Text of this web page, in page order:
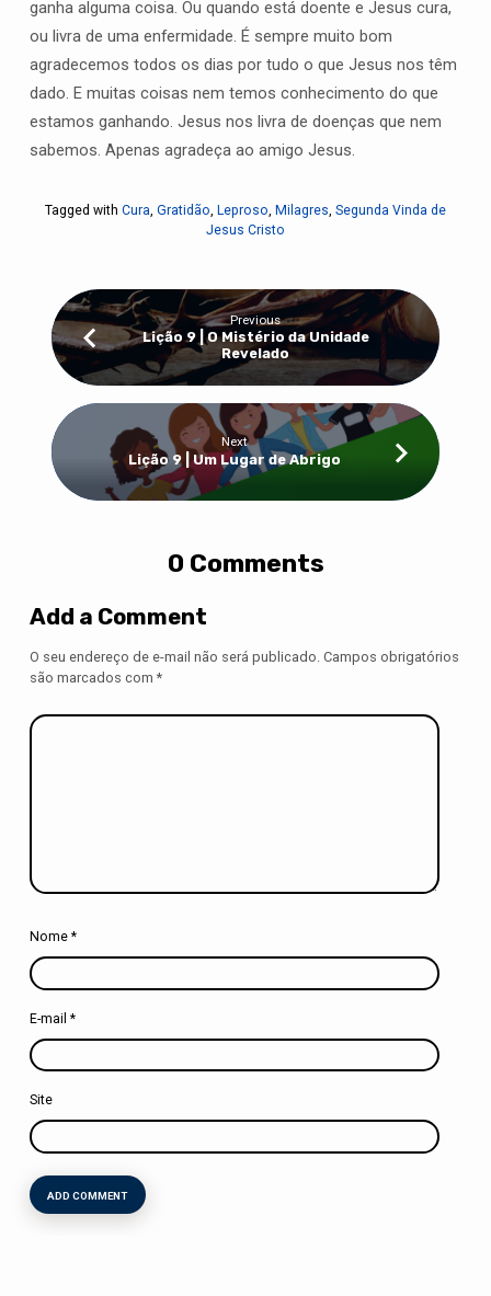
ganha alguma coisa. Ou quando está doente e Jesus cura,
ou livra de uma enfermidade. É sempre muito bom
agradecemos todos os dias por tudo o que Jesus nos têm
dado. E muitas coisas nem temos conhecimento do que
estamos ganhando. Jesus nos livra de doenças que nem
sabemos. Apenas agradeça ao amigo Jesus.
Tagged with Cura Gratidão Leproso Milagres Segunda Vinda de
Jesus Cristo
Previous
Lição 9 | O Mistério da Unidade
Revelado
Next
Lição 9 | Um Lugar de Abrigo
0 Comments
Add a Comment
O seu endereço de e-mail não será publicado. Campos obrigatórios
são marcados com *
Nome *
E-mail *
Site